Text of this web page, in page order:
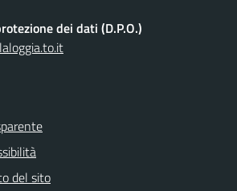
dei dati (D.P.O.)
del sito